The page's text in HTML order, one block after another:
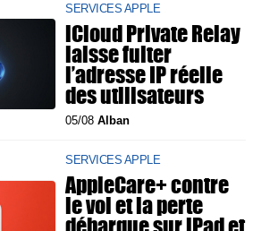
SERVICES APPLE
iCloud Private Relay
laisse fuiter
l’adresse IP réelle
des utilisateurs
05/08Alban
SERVICES APPLE
AppleCare+ contre
le vol et la perte